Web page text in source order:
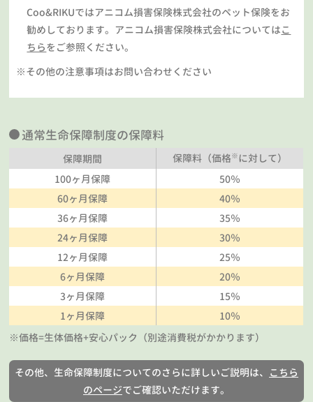
Coo&RIKUではアニコム損害保険株式会社のペット保険をお
勧めしております。アニコム損害保険株式会社についてはこ
ちらをご参照ください。
※その他の注意事項はお問い合わせください
通常生命保障制度の保障料
保障期間 保障料（価格※に対して）
100ヶ月保障
50％
60ヶ月保障
40％
36ヶ月保障
35％
24ヶ月保障
30％
12ヶ月保障
25％
6ヶ月保障
20％
3ヶ月保障
15％
1ヶ月保障
10％
※価格=生体価格+安心パック（別途消費税がかかります）
その他、生命保障制度についてのさらに詳しいご説明は、 こちら
のページでご確認いただけます。